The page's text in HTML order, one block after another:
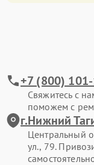
+7 (800)
Свяжитесь с
поможем с
г.Нижний
Центральный
ул., 79.